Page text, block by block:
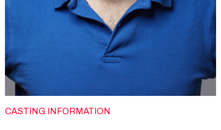
CASTING INFORMATION